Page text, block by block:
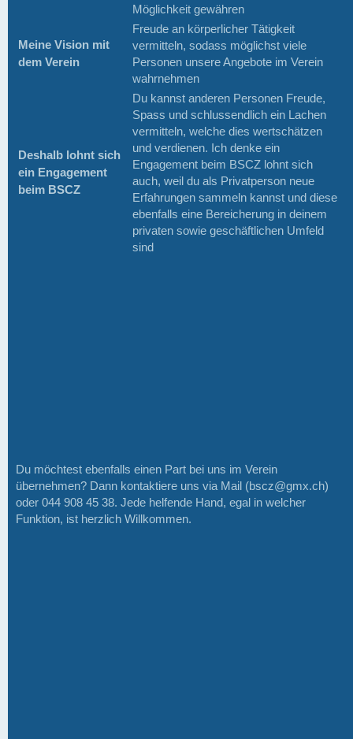
Möglichkeit gewähren
Meine Vision mit
dem Verein
Freude an körperlicher Tätigkeit
vermitteln, sodass möglichst viele
Personen unsere Angebote im Verein
wahrnehmen
Deshalb lohnt sich
ein Engagement
beim BSCZ
Du kannst anderen Personen Freude,
Spass und schlussendlich ein Lachen
vermitteln, welche dies wertschätzen
und verdienen. Ich denke ein
Engagement beim BSCZ lohnt sich
auch, weil du als Privatperson neue
Erfahrungen sammeln kannst und diese
ebenfalls eine Bereicherung in deinem
privaten sowie geschäftlichen Umfeld
sind
Du möchtest ebenfalls einen Part bei uns im Verein
übernehmen? Dann kontaktiere uns via Mail (bscz@gmx.ch)
oder 044 908 45 38. Jede helfende Hand, egal in welcher
Funktion, ist herzlich Willkommen.